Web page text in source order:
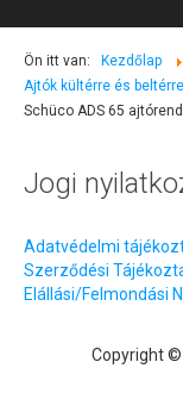
Ön itt van: Kezdőlap
Ajtók kültérre és beltérre
Schüco ADS 65
Jogi
Adatvédelmi
Szerződési
Elállási/Felmondási
Copyright